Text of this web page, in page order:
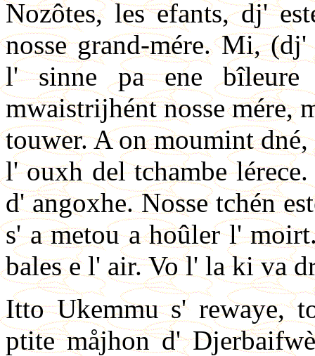
Nozôtes, les efants, dj'
nosse grand-mére. Mi,
l' sinne pa ene
mwaistrijhént nosse mére,
touwer. A on moumint dné,
l' ouxh del tchambe
d' angoxhe. Nosse tchén
s' a metou a hoûler l'
bales e l' air. Vo l' la ki va
Itto Ukemmu s' rewaye,
ptite måjhon d'